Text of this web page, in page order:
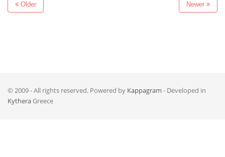
Older Newer
© 2009 - All rights reserved. Powered by Kappagram - Developed in
KytheraGreece